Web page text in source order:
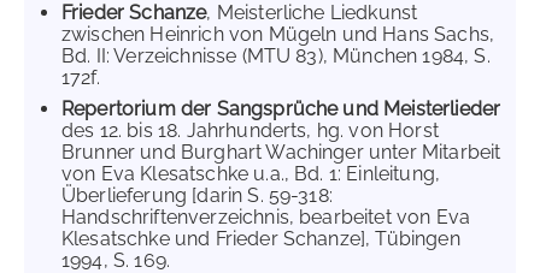
Frieder Schanze, Meisterliche Liedkunst
zwischen Heinrich von Mügeln und Hans Sachs,
Bd. II: Verzeichnisse (MTU 83), München 1984, S.
172f.
Repertorium der Sangsprüche und Meisterlieder
des 12. bis 18. Jahrhunderts, hg. von Horst
Brunner und Burghart Wachinger unter Mitarbeit
von Eva Klesatschke u.a., Bd. 1: Einleitung,
Überlieferung [darin S. 59-318:
Handschriftenverzeichnis, bearbeitet von Eva
Klesatschke und Frieder Schanze], Tübingen
1994, S. 169.